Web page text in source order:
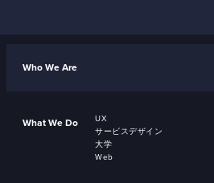
Who We Are
What We Do UX
サービスデザイン
大学
Web